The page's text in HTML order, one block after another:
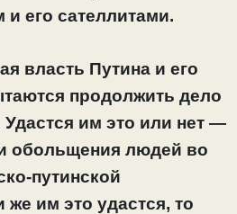
его сателлитами.
власть Путина и его
продолжить дело
им это или нет —
обольщения людей во
путинской
же им это удастся, то